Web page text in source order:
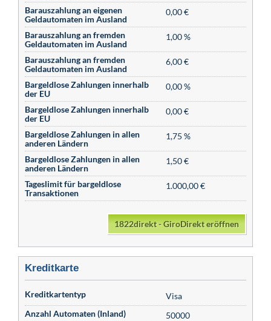
Barauszahlung an eigenen
Geldautomaten im Ausland
0,00 €
Barauszahlung an fremden
Geldautomaten im Ausland
1,00 %
Barauszahlung an fremden
Geldautomaten im Ausland
6,00 €
Bargeldlose Zahlungen innerhalb
der EU
0,00 %
Bargeldlose Zahlungen innerhalb
der EU
0,00 €
Bargeldlose Zahlungen in allen
anderen Ländern
1,75 %
Bargeldlose Zahlungen in allen
anderen Ländern
1,50 €
Tageslimit für bargeldlose
Transaktionen
1.000,00 €
1822direkt - GiroDirekt eröffnen
Kreditkarte
Kreditkartentyp
Visa
Anzahl Automaten (Inland)
50000